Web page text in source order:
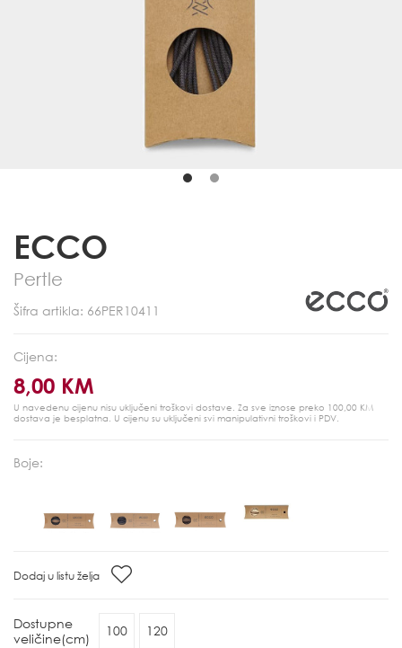
ECCO
Pertle
Šifra artikla: 66PER10411
Cijena:
8,00 KM
U navedenu cijenu nisu uključeni troškovi dostave. Za sve iznose preko 100,00 KM
dostava je besplatna. U cijenu su uključeni svi manipulativni troškovi i PDV.
Boje:
Dodaj u listu želja
Dostupne
veličine(cm)
100 120